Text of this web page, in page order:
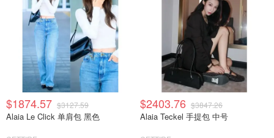
$1874.57 $3127.59
Alaia Le Click 单肩包 黑色
$2403.76 $3847.26
Alaia Teckel 手提包 中号